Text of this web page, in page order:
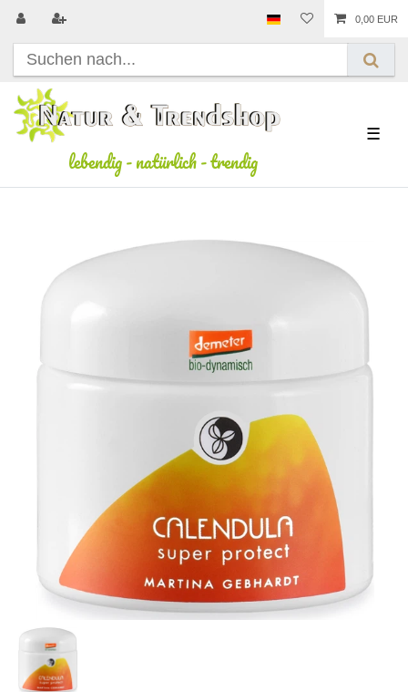
0,00 EUR
lebendig-natürlich-trendig
☰